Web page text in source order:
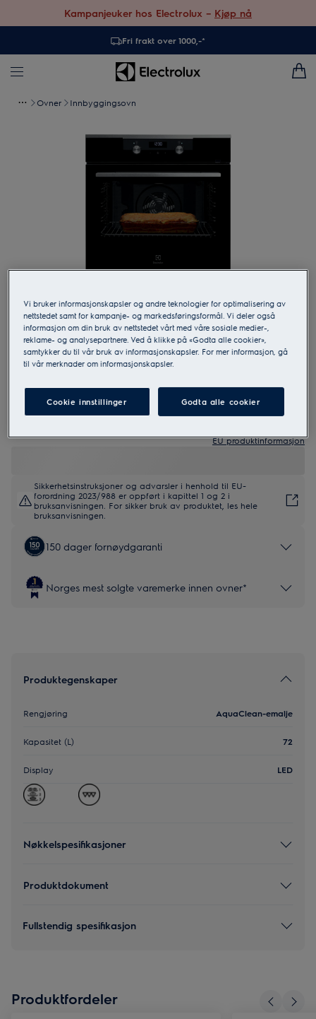
Kampanjeuker hos Electrolux – Kjøp nå
Fri frakt over 1000,-*
Ovner Innbyggingsovn
Trykk for å zoome
EOK4B0X0
600 SurroundCook Varmluftsovn
0 (0)
EU produktinformasjon
Sikkerhetsinstruksjoner og advarsler i henhold til EU-
forordning 2023/988 er oppført i kapittel 1 og 2 i
bruksanvisningen. For sikker bruk av produktet, les hele
bruksanvisningen.
150 dager fornøydgaranti
Norges mest solgte varemerke innen ovner*
Produktegenskaper
Rengjøring AquaClean-emalje
Kapasitet (L) 72
Display LED
Nøkkelspesifikasjoner
Produktdokument
Fullstendig spesifikasjon
Produktfordeler
Vi bruker informasjonskapsler og andre teknologier for optimalisering av
nettstedet samt for kampanje- og markedsføringsformål. Vi deler også
informasjon om din bruk av nettstedet vårt med våre sosiale medier-,
reklame- og analysepartnere. Ved å klikke på «Godta alle cookier»,
samtykker du til vår bruk av informasjonskapsler. For mer informasjon, gå
til vår merknader om informasjonskapsler.
Cookie innstillinger Godta alle cookier